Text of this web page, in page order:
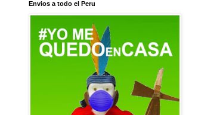
Envios a todo el Peru